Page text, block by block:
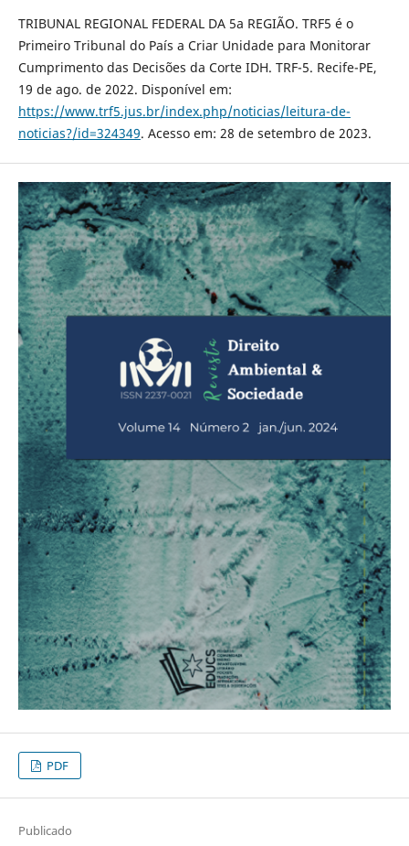
TRIBUNAL REGIONAL FEDERAL DA 5a REGIÃO. TRF5 é o
Primeiro Tribunal do País a Criar Unidade para Monitorar
Cumprimento das Decisões da Corte IDH. TRF-5. Recife-PE,
19 de ago. de 2022. Disponível em:
https://www.trf5.jus.br/index.php/noticias/leitura-de-
noticias?/id=324349. Acesso em: 28 de setembro de 2023.
PDF
Publicado